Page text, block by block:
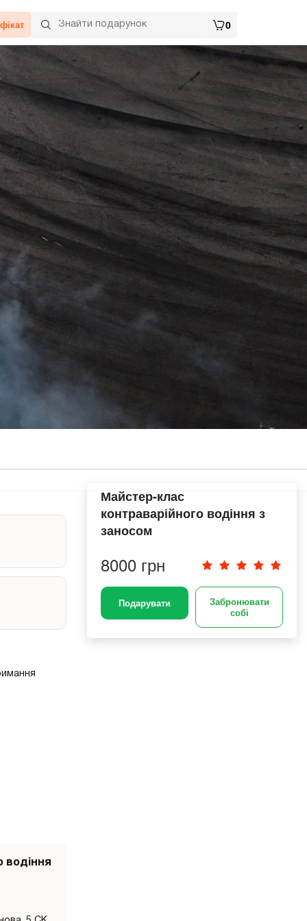
0
Майстер-клас
контраварійного водіння з
заносом
8000 грн
Подарувати
Забронювати
собі
водіння